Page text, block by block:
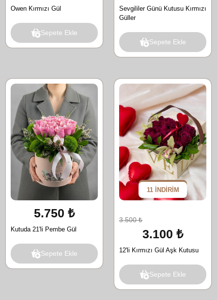
Owen Kırmızı Gül
Sepete Ekle
Sevgililer Günü Kutusu Kırmızı
Güller
Sepete Ekle
5.750 ₺
Kutuda 21'li Pembe Gül
Sepete Ekle
11 İNDİRİM
3.500 ₺
3.100 ₺
12'li Kırmızı Gül Aşk Kutusu
Sepete Ekle